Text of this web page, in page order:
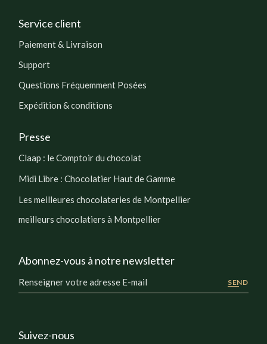
Service client
Paiement & Livraison
Support
Questions Fréquemment Posées
Expédition & conditions
Presse
Claap : le Comptoir du chocolat
Midi Libre : Chocolatier Haut de Gamme
Les meilleures chocolateries de Montpellier
meilleurs chocolatiers à Montpellier
Abonnez-vous à notre newsletter
SEND
Suivez-nous